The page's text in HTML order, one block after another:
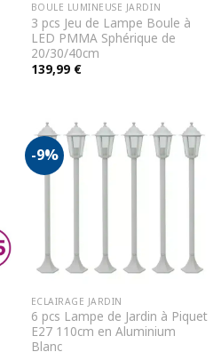
BOULE LUMINEUSE JARDIN
3 pcs Jeu de Lampe Boule à
LED PMMA Sphérique de
20/30/40cm
139,99 €
-9%
ECLAIRAGE JARDIN
6 pcs Lampe de Jardin à Piquet
E27 110cm en Aluminium
Blanc